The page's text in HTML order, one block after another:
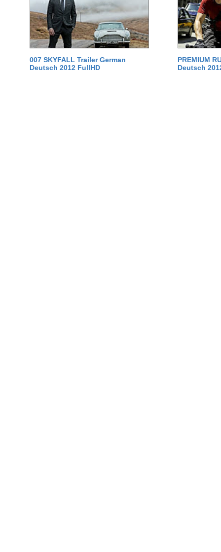
007 SKYFALL Trailer German
Deutsch 2012 FullHD
PREMIUM
Deutsch